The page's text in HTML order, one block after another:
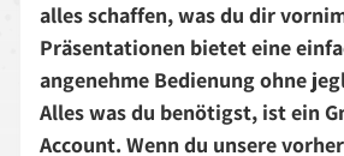
alles schaffen, was du dir
Präsentationen bietet eine
angenehme Bedienung ohne
Alles was du benötigst, ist ein
Account. Wenn du unsere